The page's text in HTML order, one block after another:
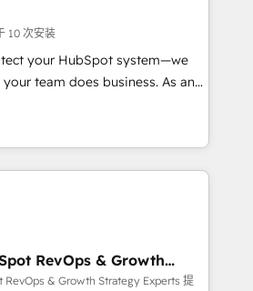
operating model, delivering
teams in the UK, USA,
Belgium, Singapore, and
and 175+ employees.
10 次安装
your HubSpot system—we
team does business. As an
to-end CRM solutions that
improve operational efficiency,
to value on HubSpot. What
the time to deeply
results. Our mission
unlock HubSpot’s full potential
RevOps & Growth
RevOps & Growth Strategy Experts 提